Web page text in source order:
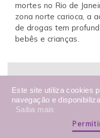
mortes no Rio de
zona norte carioca, a
de drogas tem
bebês e crianças.
Este site utiliza cookies
navegação e
Saiba mais